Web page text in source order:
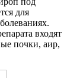
для
входят
почки, аир,